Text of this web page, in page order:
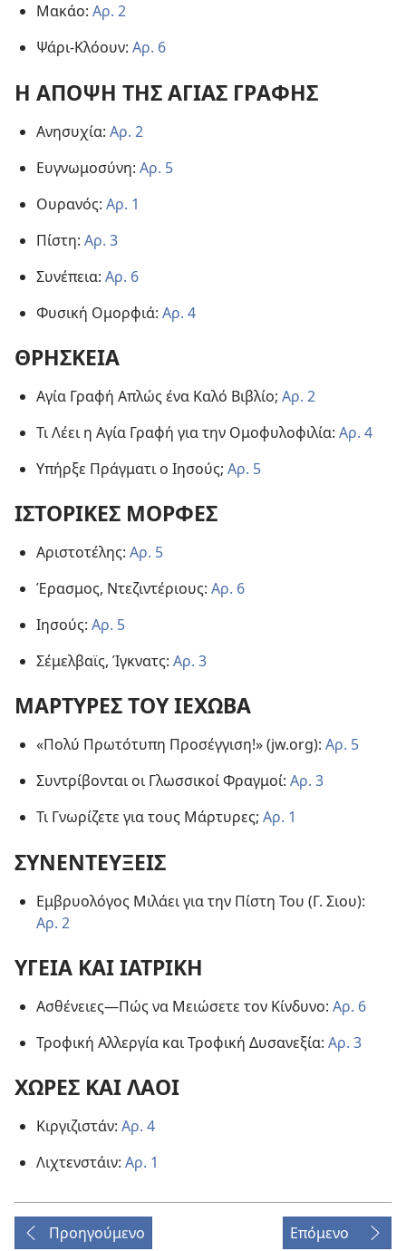
Μακάο: Αρ. 2
Ψάρι-Κλόουν: Αρ. 6
Η ΑΠΟΨΗ ΤΗΣ ΑΓΙΑΣ ΓΡΑΦΗΣ
Ανησυχία: Αρ. 2
Ευγνωμοσύνη: Αρ. 5
Ουρανός: Αρ. 1
Πίστη: Αρ. 3
Συνέπεια: Αρ. 6
Φυσική Ομορφιά: Αρ. 4
ΘΡΗΣΚΕΙΑ
Αγία Γραφή Απλώς ένα Καλό Βιβλίο; Αρ. 2
Τι Λέει η Αγία Γραφή για την Ομοφυλοφιλία: Αρ. 4
Υπήρξε Πράγματι ο Ιησούς; Αρ. 5
ΙΣΤΟΡΙΚΕΣ ΜΟΡΦΕΣ
Αριστοτέλης: Αρ. 5
Έρασμος, Ντεζιντέριους: Αρ. 6
Ιησούς: Αρ. 5
Σέμελβαϊς, Ίγκνατς: Αρ. 3
ΜΑΡΤΥΡΕΣ ΤΟΥ ΙΕΧΩΒΑ
«Πολύ Πρωτότυπη Προσέγγιση!» (jw.org): Αρ. 5
Συντρίβονται οι Γλωσσικοί Φραγμοί: Αρ. 3
Τι Γνωρίζετε για τους Μάρτυρες; Αρ. 1
ΣΥΝΕΝΤΕΥΞΕΙΣ
Εμβρυολόγος Μιλάει για την Πίστη Του (Γ. Σιου):
Αρ. 2
ΥΓΕΙΑ ΚΑΙ ΙΑΤΡΙΚΗ
Ασθένειες​—Πώς να Μειώσετε τον Κίνδυνο: Αρ. 6
Τροφική Αλλεργία και Τροφική Δυσανεξία: Αρ. 3
ΧΩΡΕΣ ΚΑΙ ΛΑΟΙ
Κιργιζιστάν: Αρ. 4
Λιχτενστάιν: Αρ. 1
Προηγούμενο Επόμενο